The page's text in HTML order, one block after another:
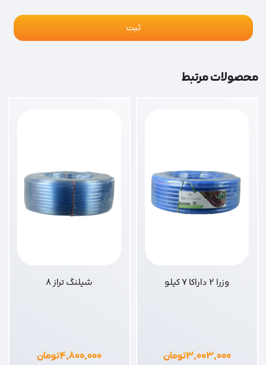
محصولات مرتبط
وزرا 2 داراکا 7 کیلو
۳,۰۰۳,۰۰۰تومان
شیلنگ تراز 8
۴,۸۰۰,۰۰۰تومان